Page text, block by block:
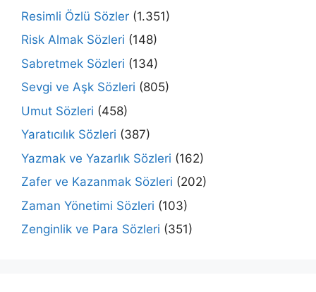
Resimli Özlü Sözler (1.351)
Risk Almak Sözleri (148)
Sabretmek Sözleri (134)
Sevgi ve Aşk Sözleri (805)
Umut Sözleri (458)
Yaratıcılık Sözleri (387)
Yazmak ve Yazarlık Sözleri (162)
Zafer ve Kazanmak Sözleri (202)
Zaman Yönetimi Sözleri (103)
Zenginlik ve Para Sözleri (351)